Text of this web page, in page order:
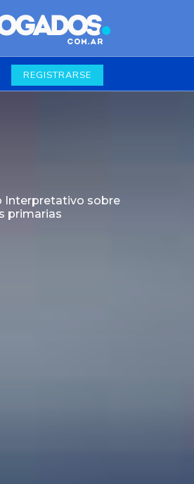
REGISTRARSE
Interpretativo sobre
primarias